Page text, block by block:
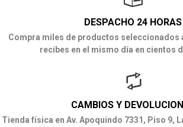
DESPACHO 24 HORAS
Compra miles de productos seleccionados
recibes en el mismo día en cientos
CAMBIOS Y
Tienda física en Av. Apoquindo 7331, Piso 9,